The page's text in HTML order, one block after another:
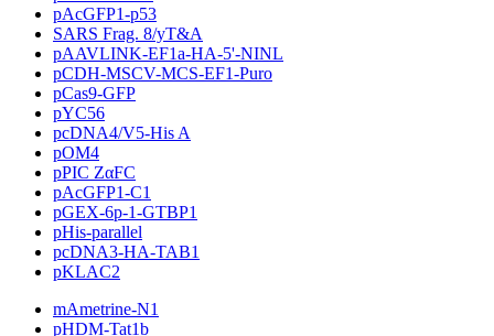
pAcGFP1-p53
SARS Frag. 8/yT&A
pAAVLINK-EF1a-HA-5'-NINL
pCDH-MSCV-MCS-EF1-Puro
pCas9-GFP
pYC56
pcDNA4/V5-His A
pOM4
pPIC ZαFC
pAcGFP1-C1
pGEX-6p-1-GTBP1
pHis-parallel
pcDNA3-HA-TAB1
pKLAC2
mAmetrine-N1
pHDM-Tat1b